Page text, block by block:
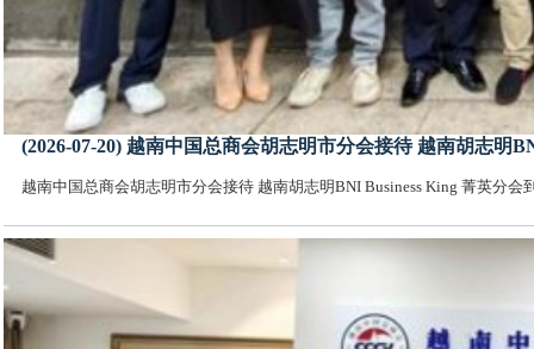
(2026-07-20) 越南中国总商会胡志明市分会接待 越南胡志明
越南中国总商会胡志明市分会接待 越南胡志明BNI Business King 菁英分